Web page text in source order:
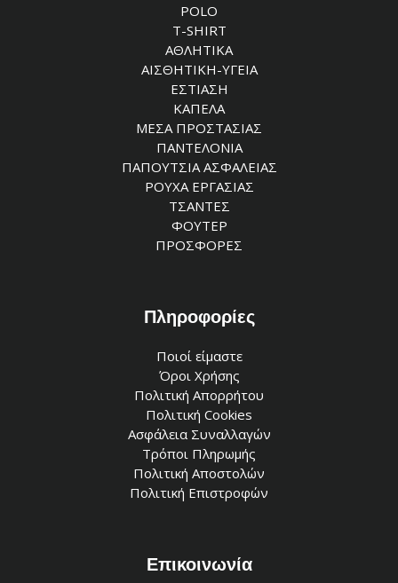
POLO
T-SHIRT
ΑΘΛΗΤΙΚΑ
ΑΙΣΘΗΤΙΚΗ-ΥΓΕΙΑ
ΕΣΤΙΑΣΗ
ΚΑΠΕΛΑ
ΜΕΣΑ ΠΡΟΣΤΑΣΙΑΣ
ΠΑΝΤΕΛΟΝΙΑ
ΠΑΠΟΥΤΣΙΑ ΑΣΦΑΛΕΙΑΣ
ΡΟΥΧΑ ΕΡΓΑΣΙΑΣ
ΤΣΑΝΤΕΣ
ΦΟΥΤΕΡ
ΠΡΟΣΦΟΡΕΣ
Πληροφορίες
Ποιοί είμαστε
Όροι Χρήσης
Πολιτική Απορρήτου
Πολιτική Cookies
Ασφάλεια Συναλλαγών
Τρόποι Πληρωμής
Πολιτική Αποστολών
Πολιτική Επιστροφών
Επικοινωνία